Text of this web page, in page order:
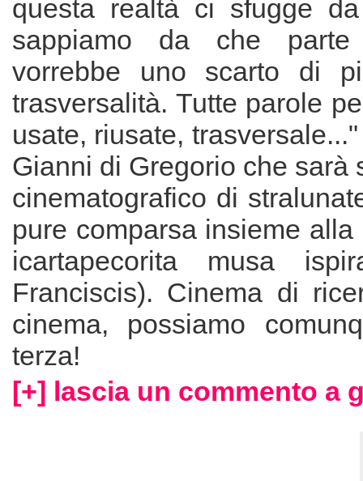
questa realtà ci sfugge
sappiamo da che parte
vorrebbe uno scarto di
trasversalità. Tutte parole
usate, riusate,
Gianni di Gregorio che sarà
cinematografico di
pure comparsa insieme
icartapecorita musa
Franciscis). Cinema di
cinema, possiamo
terza!
[+] lascia un commento a